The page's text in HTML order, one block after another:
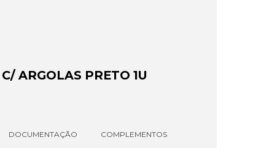
ARGOLAS PRETO 1U
DOCUMENTAÇÃO COMPLEMENTOS